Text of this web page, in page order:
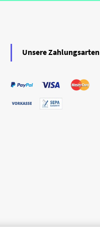
Unsere Zahlungsarten